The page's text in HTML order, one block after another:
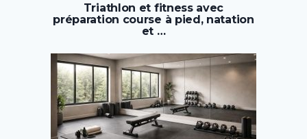
Triathlon et fitness avec
préparation course à pied, natation
et …